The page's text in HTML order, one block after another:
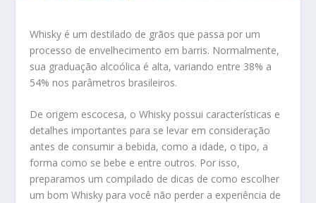
Whisky é um destilado de grãos que passa por um
processo de envelhecimento em barris. Normalmente,
sua graduação alcoólica é alta, variando entre 38% a
54% nos parâmetros brasileiros.
De origem escocesa, o Whisky possui características e
detalhes importantes para se levar em consideração
antes de consumir a bebida, como a idade, o tipo, a
forma como se bebe e entre outros. Por isso,
preparamos um compilado de dicas de como escolher
um bom Whisky para você não perder a experiência de